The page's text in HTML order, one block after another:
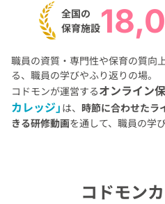
全国の
保育施設
職員の資質・専門性や保育の質向
る、職員の学びやふり返りの場。
コドモンが運営するオンライン
カレッジ」 は、 時節に合わせたラ
きる研修動画を通して、職員の学
コドモン